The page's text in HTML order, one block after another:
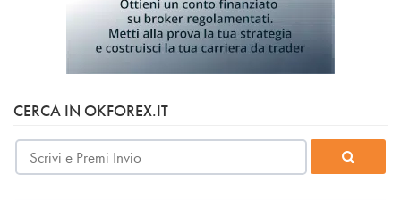
CERCA IN OKFOREX.IT